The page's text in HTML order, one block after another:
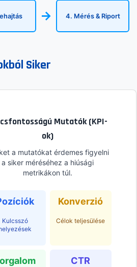
→ 4. Mérés & Riport
Siker
Mutatók (KPI-
ok)
a mutatókat érdemes figyelni
a siker méréséhez a hiúsági
metrikákon túl.
Kulcsszó
Konverzió
Célok teljesülése
CTR